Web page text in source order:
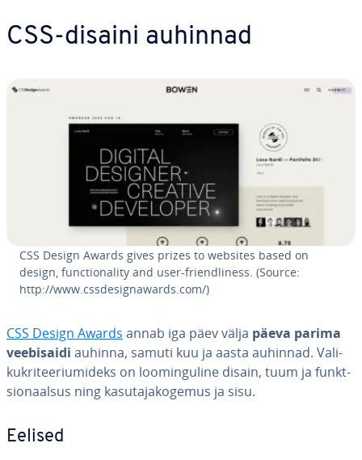
CSS-disaini auhinnad
CSS Design Awards gives prizes to websites based on
design, func­tio­na­lity and user-friend­li­ness. (Source:
http://www.css­de­sig­nawards.com/)
CSS Design Awards annab iga päev välja päeva parima
vee­bi­saidi auhinna, samuti kuu ja aasta auhinnad. Va­li­
kukri­tee­riumi­deks on loo­min­gu­line disain, tuum ja funkt­
sio­naal­sus ning ka­su­ta­ja­ko­ge­mus ja sisu.
Eelised